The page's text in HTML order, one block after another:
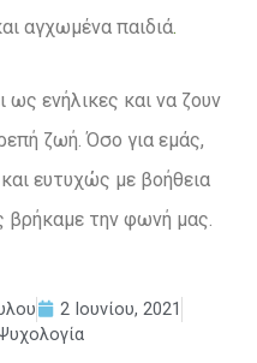
αγχωμένα παιδιά.
ως ενήλικες και να ζουν
ζωή. Όσο για εμάς,
ευτυχώς με βοήθεια
βρήκαμε την φωνή μας.
2 Ιουνίου, 2021